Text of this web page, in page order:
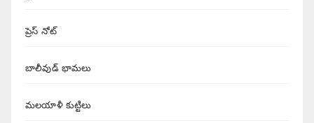
ప్రెస్ నోట్
బాలీవుడ్ భామలు
మలయాళీ కుట్టిలు